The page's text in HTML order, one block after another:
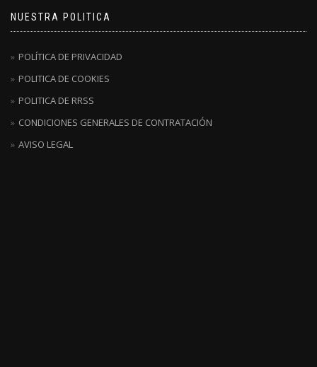
NUESTRA POLITICA
POLÍTICA DE PRIVACIDAD
POLITICA DE COOKIES
POLITICA DE RRSS
CONDICIONES GENERALES DE CONTRATACIÓN
AVISO LEGAL